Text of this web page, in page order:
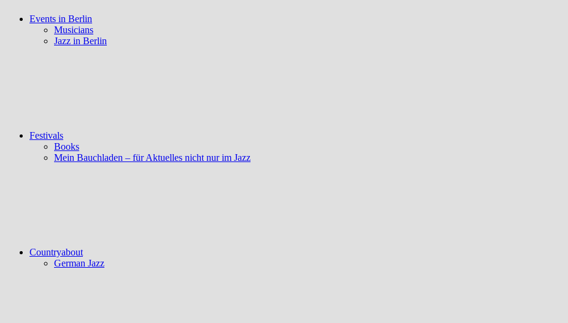
Events in Berlin
Musicians
Jazz in Berlin
Festivals
Books
Mein Bauchladen – für Aktuelles nicht nur im Jazz
Countryabout
German Jazz